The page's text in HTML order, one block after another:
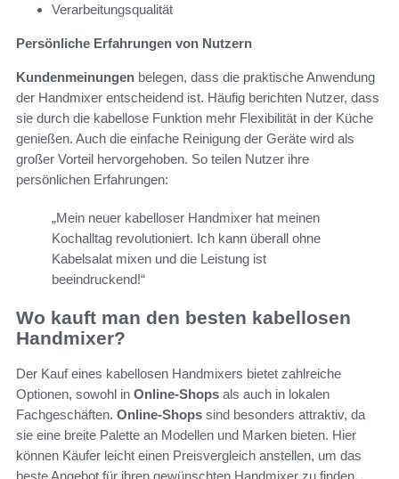
Verarbeitungsqualität
Persönliche Erfahrungen von Nutzern
Kundenmeinungen belegen, dass die praktische Anwendung
der Handmixer entscheidend ist. Häufig berichten Nutzer, dass
sie durch die kabellose Funktion mehr Flexibilität in der Küche
genießen. Auch die einfache Reinigung der Geräte wird als
großer Vorteil hervorgehoben. So teilen Nutzer ihre
persönlichen Erfahrungen:
„Mein neuer kabelloser Handmixer hat meinen
Kochalltag revolutioniert. Ich kann überall ohne
Kabelsalat mixen und die Leistung ist
beeindruckend!“
Wo kauft man den besten kabellosen
Handmixer?
Der Kauf eines kabellosen Handmixers bietet zahlreiche
Optionen, sowohl in Online-Shops als auch in lokalen
Fachgeschäften. Online-Shops sind besonders attraktiv, da
sie eine breite Palette an Modellen und Marken bieten. Hier
können Käufer leicht einen Preisvergleich anstellen, um das
beste Angebot für ihren gewünschten Handmixer zu finden.